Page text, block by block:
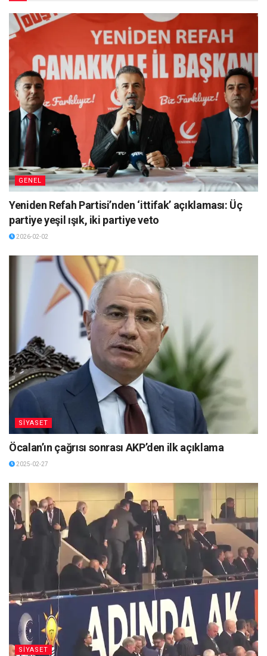
GENEL
Yeniden Refah Partisi’nden ‘ittifak’ açıklaması: Üç
partiye yeşil ışık, iki partiye veto
2026-02-02
SİYASET
Öcalan’ın çağrısı sonrası AKP’den ilk açıklama
2025-02-27
SİYASET